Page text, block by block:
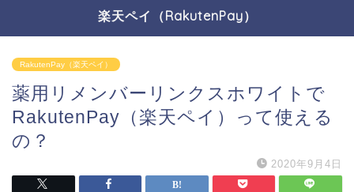
楽天ペイ（RakutenPay）
RakutenPay（楽天ペイ）
薬用リメンバーリンクスホワイトで
RakutenPay（楽天ペイ）って使える
の？
2020年9月4日